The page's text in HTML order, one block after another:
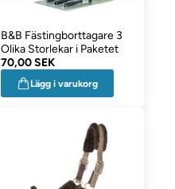
B&B Fästingborttagare 3
Olika Storlekar i Paketet
70,00 SEK
Lägg i varukorg